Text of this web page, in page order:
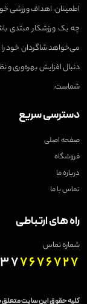
اطمینان، اهداف ورزشی
چه یک ورزشکار مبتدی
می‌خواهد شاگردان خود
دنبال افزایش بهره‌وری
شماست.
دسترسی سریع
صفحه اصلی
فروشگاه
درباره ما
تماس با ما
راه های ارتباطی
شماره تماس
7676727
کلیه حقوق این سایت متعلق